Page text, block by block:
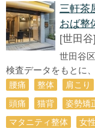
三軒茶
おば整
[世田谷]
世田谷
検査データをもとに
腰痛 整体 肩こり
頭痛
猫背 姿勢矯
マタニティ整体
女